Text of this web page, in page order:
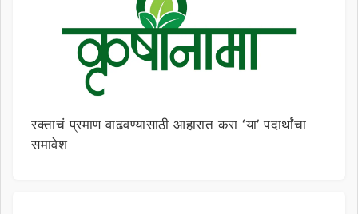
रक्ताचं प्रमाण वाढवण्यासाठी आहारात करा ‘या’ पदार्थांचा
समावेश